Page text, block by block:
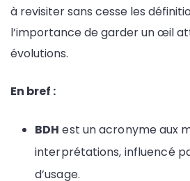
à revisiter sans cesse les
l’importance de garder un œil
évolutions.
En bref :
BDH est un acronyme aux
interprétations, influencé
d’usage.